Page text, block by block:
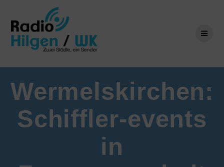
springen
Wermelskirchen:
Schiffler-events
in